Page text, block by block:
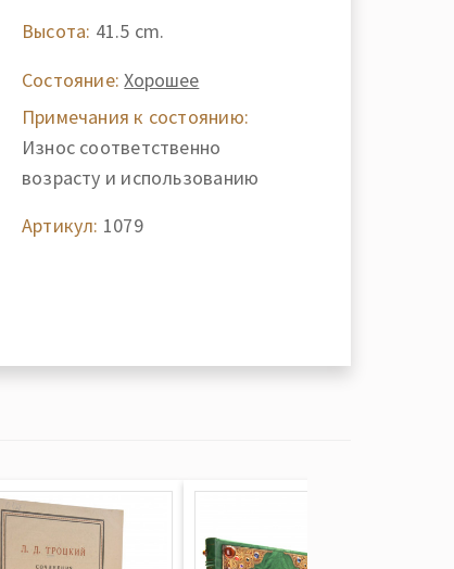
Высота: 41.5 cm.
Состояние: Хорошее
Примечания к состоянию:
Износ соответственно
возрасту и использованию
Артикул: 1079